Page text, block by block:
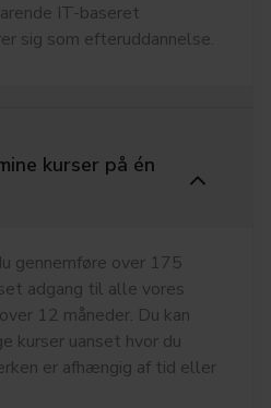
IT-baseret
sig som efteruddannelse.
kurser på én
gennemføre over 175
adgang til alle vores
12 måneder. Du kan
kurser uanset hvor du
er afhængig af tid eller